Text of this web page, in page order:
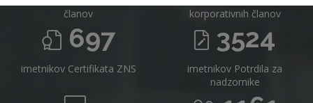
članov korporativnih članov
697
imetnikov Certifikata ZNS
3524
imetnikov Potrdila za
nadzornike